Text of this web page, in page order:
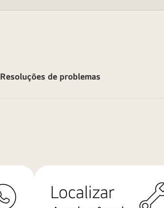
Resoluções de problemas
Localizar